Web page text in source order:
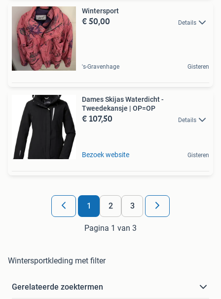
Wintersport
€ 50,00 Details
's-Gravenhage Gisteren
Dames Skijas Waterdicht -
Tweedekansje | OP=OP
€ 107,50 Details
Bezoek website Gisteren
1 2 3
Pagina 1 van 3
Wintersportkleding met filter
Gerelateerde zoektermen